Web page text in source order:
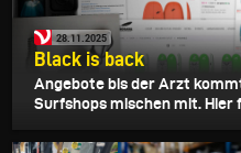
28.11.2025
Black is back
Angebote bis der Arzt
Surfshops mischen mit. Hier